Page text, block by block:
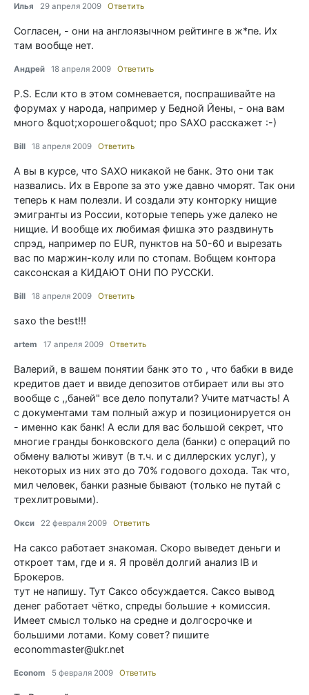
Илья 29 апреля 2009 Ответить
Согласен, - они на англоязычном рейтинге в ж*пе. Их
там вообще нет.
Андрей 18 апреля 2009 Ответить
P.S. Если кто в этом сомневается, поспрашивайте на
форумах у народа, например у Бедной Йены, - она вам
много &quot;хорошего&quot; про SAXO расскажет :-)
Bill 18 апреля 2009 Ответить
А вы в курсе, что SAXO никакой не банк. Это они так
назвались. Их в Европе за это уже давно чморят. Так они
теперь к нам полезли. И создали эту конторку нищие
эмигранты из России, которые теперь уже далеко не
нищие. И вообще их любимая фишка это раздвинуть
спрэд, например по EUR, пунктов на 50-60 и вырезать
вас по маржин-колу или по стопам. Вобщем контора
саксонская а КИДАЮТ ОНИ ПО РУССКИ.
Bill 18 апреля 2009 Ответить
saxo the best!!!
artem 17 апреля 2009 Ответить
Валерий, в вашем понятии банк это то , что бабки в виде
кредитов дает и ввиде депозитов отбирает или вы это
вообще с ,,баней" все дело попутали? Учите матчасть! А
с документами там полный ажур и позиционируется он
- именно как банк! А если для вас большой секрет, что
многие гранды бонковского дела (банки) с операций по
обмену валюты живут (в т.ч. и с диллерских услуг), у
некоторых из них это до 70% годового дохода. Так что,
мил человек, банки разные бывают (только не путай с
трехлитровыми).
Окси 22 февраля 2009 Ответить
На саксо работает знакомая. Скоро выведет деньги и
откроет там, где и я. Я провёл долгий анализ IB и
Брокеров.
тут не напишу. Тут Саксо обсуждается. Саксо вывод
денег работает чётко, спреды большие + комиссия.
Имеет смысл только на средне и долгосрочке и
большими лотами. Кому совет? пишите
econommaster@ukr.net
Econom 5 февраля 2009 Ответить